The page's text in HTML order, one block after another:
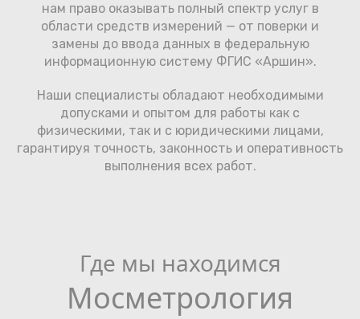
нам право оказывать полный спектр услуг в
области средств измерений — от поверки и
замены до ввода данных в федеральную
информационную систему ФГИС «Аршин».
Наши специалисты обладают необходимыми
допусками и опытом для работы как с
физическими, так и с юридическими лицами,
гарантируя точность, законность и оперативность
выполнения всех работ.
Где мы находимся
Мосметрология